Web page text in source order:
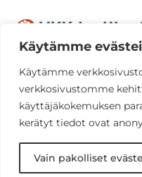
Käytämme
Käytämme
verkkosivustomme
käyttäjäkokemuksen
kerätyt tiedot ovat
Vain pakolliset
Tietosuojaseloste
Saavutettavuusseloste
© UKK-
Kaikki